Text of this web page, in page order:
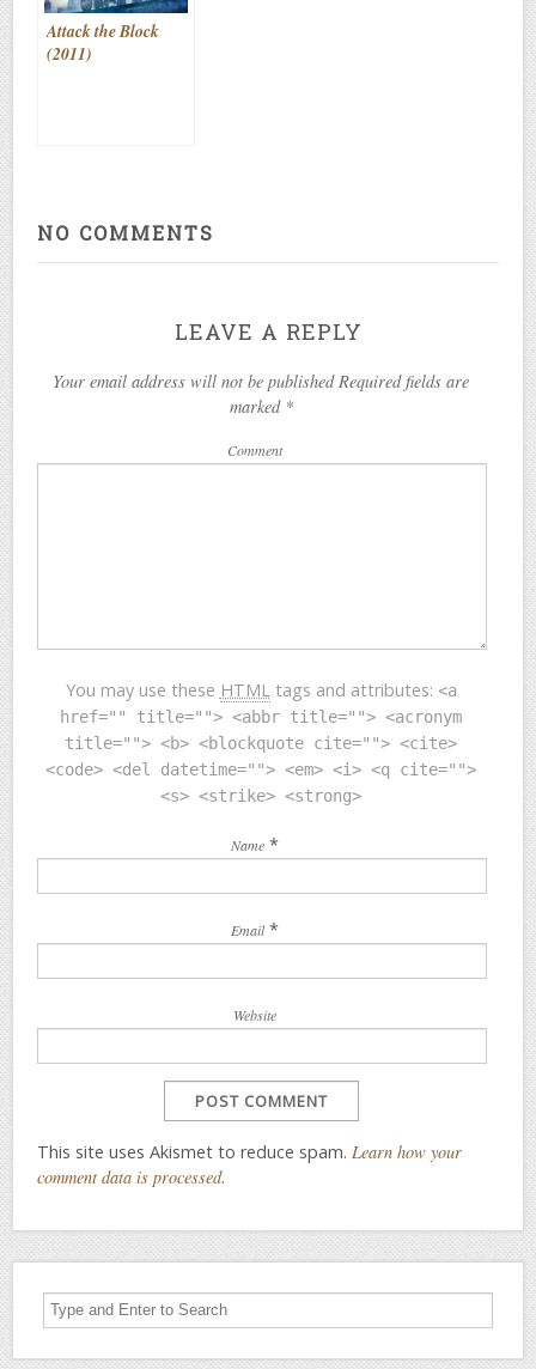
Attack the Block
(2011)
NO COMMENTS
LEAVE A REPLY
Your email address will not be published Required fields are
marked *
Comment
You may use these HTMLtags and attributes: <a
href="" title=""> <abbr title=""> <acronym
title=""> <b> <blockquote cite=""> <cite>
<code> <del datetime=""> <em> <i> <q cite="">
<s> <strike> <strong>
Name *
Email *
Website
This site uses Akismet to reduce spam. Learn how your
comment data is processed.